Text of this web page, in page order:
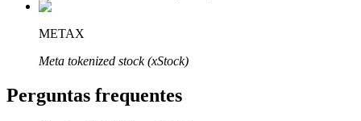
Afiliados Bitrue
Até 65% de comissões!
METAX
Meta tokenized stock (xStock)
Perguntas frequentes